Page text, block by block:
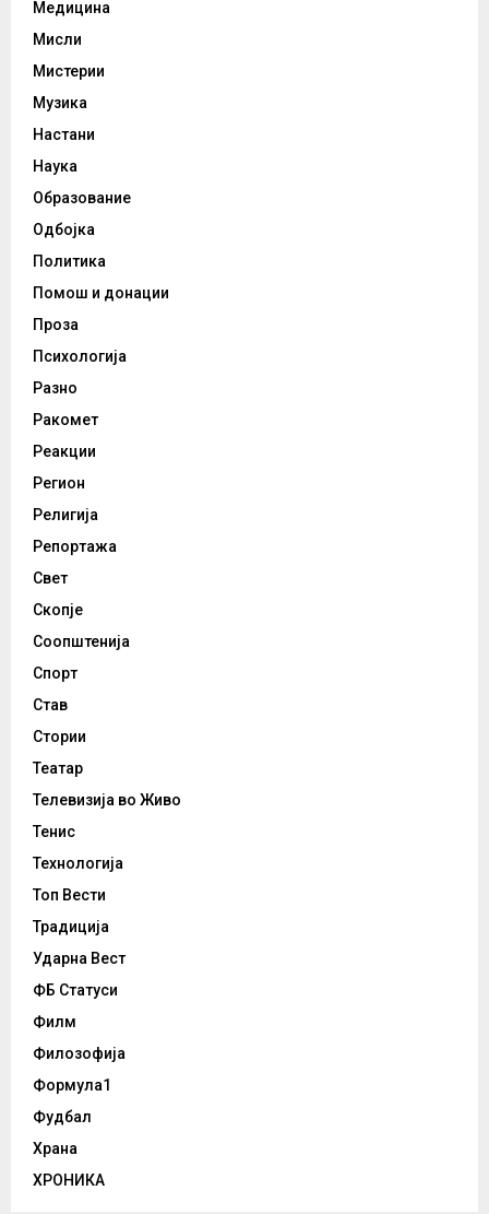
Медицина
Мисли
Мистерии
Музика
Настани
Наука
Образование
Одбојка
Политика
Помош и донации
Проза
Психологија
Разно
Ракомет
Реакции
Регион
Религија
Репортажа
Свет
Скопје
Соопштенија
Спорт
Став
Стории
Театар
Телевизија во Живо
Тенис
Технологија
Топ Вести
Традиција
Ударна Вест
ФБ Статуси
Филм
Филозофија
Формула1
Фудбал
Храна
ХРОНИКА